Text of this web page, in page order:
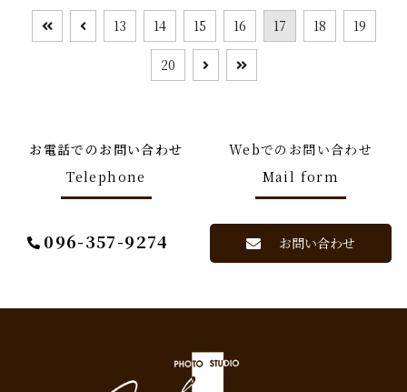
13 14 15 16 17 18 19
20
お電話でのお問い合わせ
Telephone
096-357-9274
Webでのお問い合わせ
Mail form
お問い合わせ